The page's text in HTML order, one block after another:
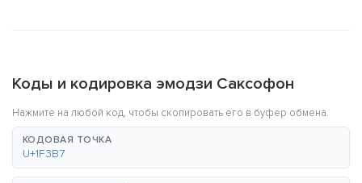
Коды и кодировка эмодзи Саксофон
Нажмите на любой код, чтобы скопировать его в буфер обмена.
КОДОВАЯ ТОЧКА
U+1F3B7